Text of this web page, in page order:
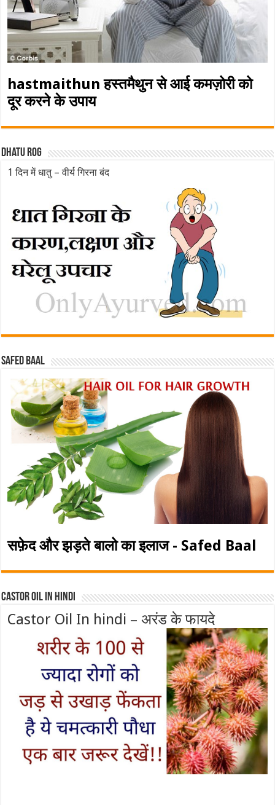
hastmaithun हस्तमैथुन से आई कमज़ोरी को
दूर करने के उपाय
Dhatu rog
1 दिन में धातु – वीर्य गिरना बंद
Safed baal
सफ़ेद और झड़ते बालो का इलाज - Safed Baal
Castor Oil In Hindi
Castor Oil In hindi – अरंड के फायदे